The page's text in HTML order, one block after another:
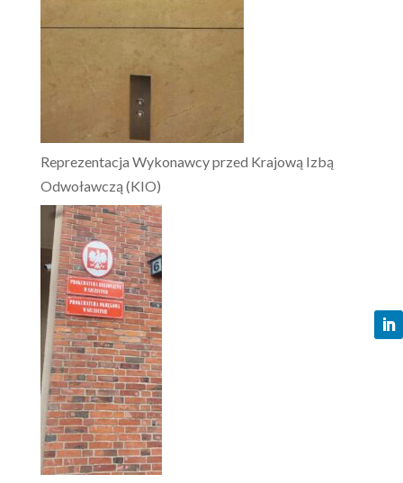
Reprezentacja Wykonawcy przed Krajową Izbą
Odwoławczą (KIO)